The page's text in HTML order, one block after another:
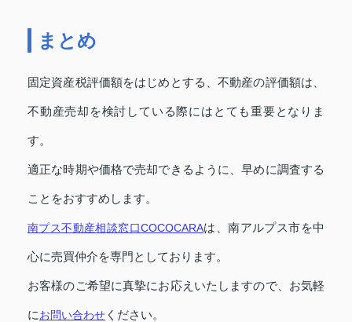
まとめ
固定資産税評価額をはじめとする、不動産の評価額は、
不動産売却を検討している際にはとても重要となりま
す。
適正な時期や価格で売却できるように、早めに調査する
ことをおすすめします。
南プス不動産相談窓口COCOCARAは、南アルプス市を中
心に売買仲介を専門としております。
お客様のご希望に真摯にお応えいたしますので、お気軽
にお問い合わせ ください。